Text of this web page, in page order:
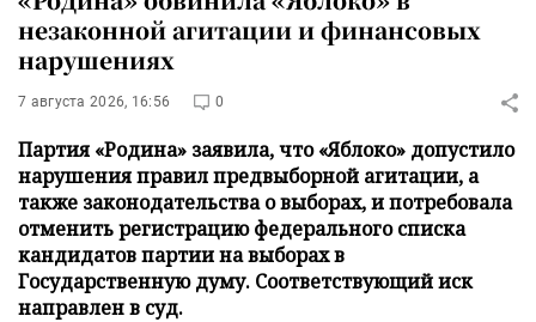
незаконной агитации и финансовых
нарушениях
7 августа 2026, 16:56 0
Партия «Родина» заявила, что «Яблоко» допустило
нарушения правил предвыборной агитации, а
также законодательства о выборах, и потребовала
отменить регистрацию федерального списка
кандидатов партии на выборах в
Государственную думу. Соответствующий иск
направлен в суд.